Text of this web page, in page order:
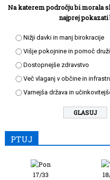
Na katerem področju bi morala
najprej pokazati
Nižji davki in manj birokracije
Višje pokojnine in pomoč
Dostopnejše zdravstvo
Več vlaganj v občine in
Varnejša država in
PTUJ
17/33